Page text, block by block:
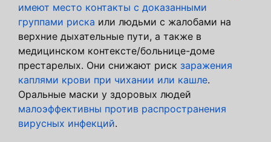
имеют место контакты с доказанными
группами риска или людьми с жалобами на
верхние дыхательные пути, а также в
медицинском контексте/больнице-доме
престарелых. Они снижают риск заражения
каплями крови при чихании или кашле.
Оральные маски у здоровых людей
малоэффективны против распространения
вирусных инфекций.